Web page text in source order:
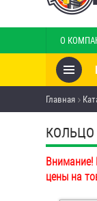
О
Анкеры
Болты
Главная
КОЛЬЦО
Внимание!
цены на